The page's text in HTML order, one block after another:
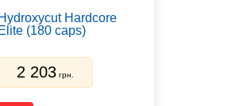
Hydroxycut Hardcore
Elite (180 caps)
2 203 грн.